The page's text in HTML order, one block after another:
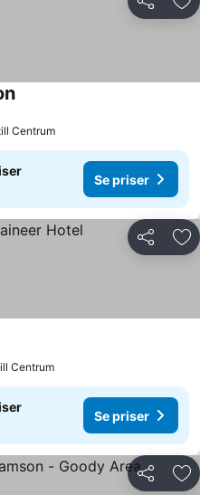
Dela
Se priser
Centrum
Se priser
Dela
priser
Centrum
Se priser
Dela